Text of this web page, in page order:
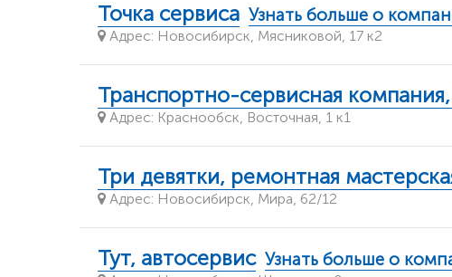
Точка сервиса Узнать больше о
Адрес: Новосибирск, Мясниковой, 17 к2
Транспортно-сервисная
Адрес: Краснообск, Восточная, 1 к1
Три девятки, ремонтная
Адрес: Новосибирск, Мира, 62/12
Тут, автосервис Узнать больше о